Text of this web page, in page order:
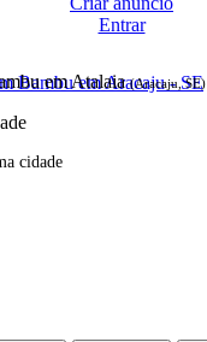
Entrar
Bambu em Aracaju - SE
em Atalaia(Aracaju, SE)
cidade